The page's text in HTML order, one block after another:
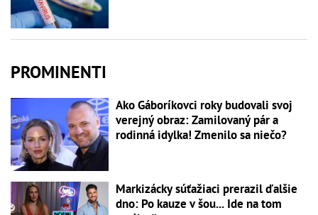
PROMINENTI
Ako Gáboríkovci roky budovali svoj
verejný obraz: Zamilovaný pár a
rodinná idylka! Zmenilo sa niečo?
Markizácky súťažiaci prerazil ďalšie
dno: Po kauze v šou... Ide na tom